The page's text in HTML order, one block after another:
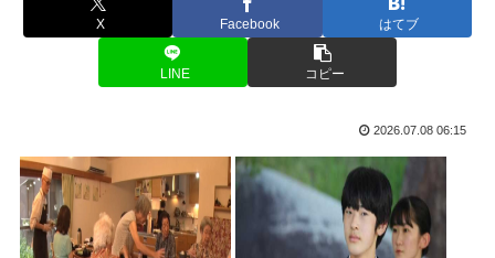
【鹿児島】突然右折し路面電車と衝突 乗っていた男女3人は
車を放置...
【判決】”主犯格”の特定少年・川口侑斗被告に「無期懲役」の
中1の息子が上級生にイジメに遭っているらしい。「男なんだ
から一発...
【画像】フジテレビで水着JKwww
経験人数は夫・1人だけ。制服の似合う美少女が…
俺が買うか悩んでる靴正直に評価してくれ
経営者「消費税が1%になっても値下げはしない、差額は懐に
入れる」
NHK性加害事案、国会で追及へ 8月中に総務委員会が閉会中審
X Facebook はてブ
LINE コピー
2026.07.08 06:15